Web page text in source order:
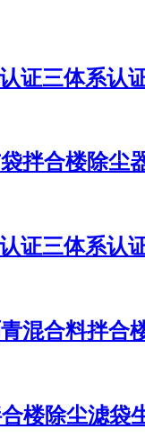
证三体系认
拌合楼除尘
证三体系认
混合料拌合
楼除尘滤袋